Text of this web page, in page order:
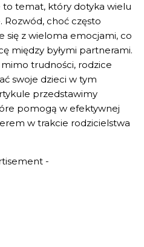
temat, który dotyka wielu
Rozwód, choć często
się z wieloma emocjami, co
między byłymi partnerami.
trudności, rodzice
swoje dzieci w tym
przedstawimy
pomogą w efektywnej
w trakcie rodzicielstwa
-